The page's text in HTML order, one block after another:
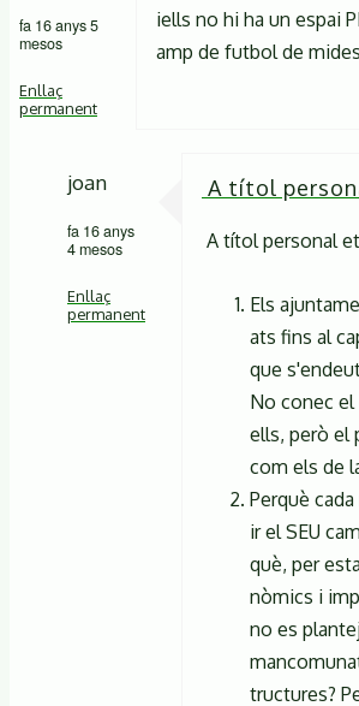
fa 16 anys 5
mesos
Enllaç
permanent
iells no hi ha un espai
amp de futbol de
joan
fa 16 anys
4 mesos
Enllaç
permanent
A títol
A títol personal
Els
ats fins al
que
No conec el
ells, però el
com els de
Perquè
ir el SEU
què, per
nòmics i
no es
tructures?